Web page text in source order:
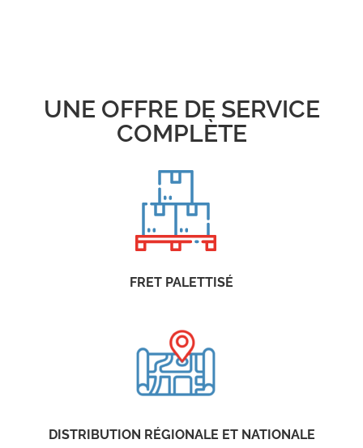
UNE OFFRE DE SERVICE
COMPLÈTE
FRET PALETTISÉ
DISTRIBUTION RÉGIONALE ET NATIONALE